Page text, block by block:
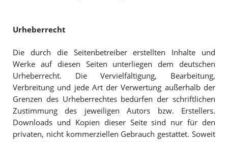
Urheberrecht
Die durch die Seitenbetreiber erstellten Inhalte und
Werke auf diesen Seiten unterliegen dem deutschen
Urheberrecht. Die Vervielfältigung, Bearbeitung,
Verbreitung und jede Art der Verwertung außerhalb der
Grenzen des Urheberrechtes bedürfen der schriftlichen
Zustimmung des jeweiligen Autors bzw. Erstellers.
Downloads und Kopien dieser Seite sind nur für den
privaten, nicht kommerziellen Gebrauch gestattet. Soweit